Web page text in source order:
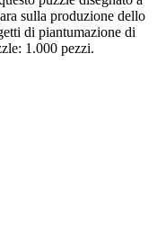
sulla produzione dello
di piantumazione di
1.000 pezzi.